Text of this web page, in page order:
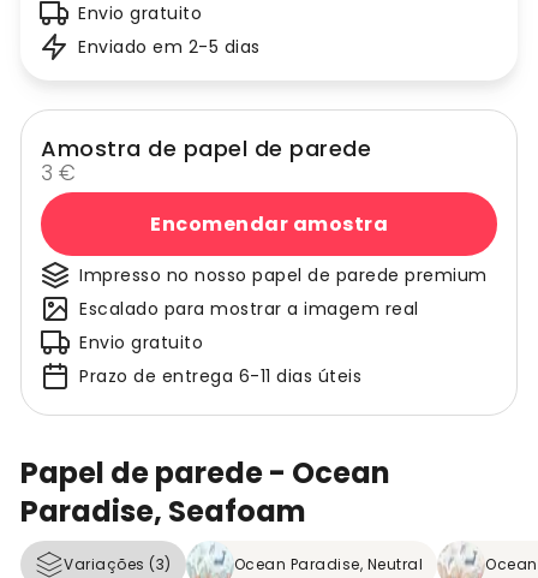
Papel de parede - Ocean
Paradise, Seafoam
Variações (3) Ocean Paradise, Neutral
Envio gratuito
Enviado em 2-5 dias
Amostra de papel de parede
3 €
Encomendar amostra
Impresso no nosso papel de parede premium
Escalado para mostrar a imagem real
Envio gratuito
Prazo de entrega 6-11 dias úteis